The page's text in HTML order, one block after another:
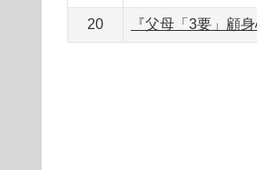
20 『父母「3要」顧